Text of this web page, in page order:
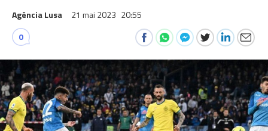
Agência Lusa 21 mai 2023 20:55
0